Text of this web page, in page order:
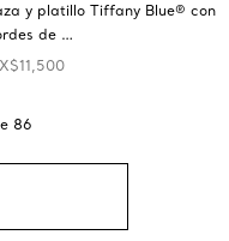
y platillo Tiffany Blue® con
de …
86